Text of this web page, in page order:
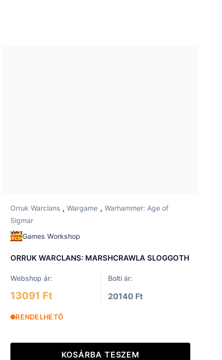
Orruk Warclans ,Wargame ,Warhammer: Age of
Sigmar
Games Workshop
ORRUK WARCLANS: MARSHCRAWLA SLOGGOTH
Webshop ár: Bolti ár:
13091 Ft 20140 Ft
RENDELHETŐ
KOSÁRBA TESZEM